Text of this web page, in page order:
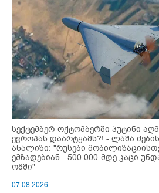
სექტემბერ-ოქტომბერში პუტინი
ევროპას დაარტყამს?! - ლაშა
ანალიზი: "რუსები
ემზადებიან - 500 000-მდე კაცი
ომში"
07.08.2026